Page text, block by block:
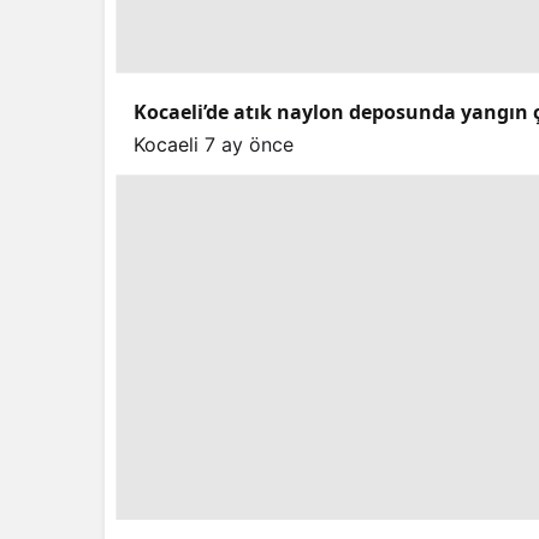
Kocaeli’de atık naylon deposunda yangın
Kocaeli 7 ay önce